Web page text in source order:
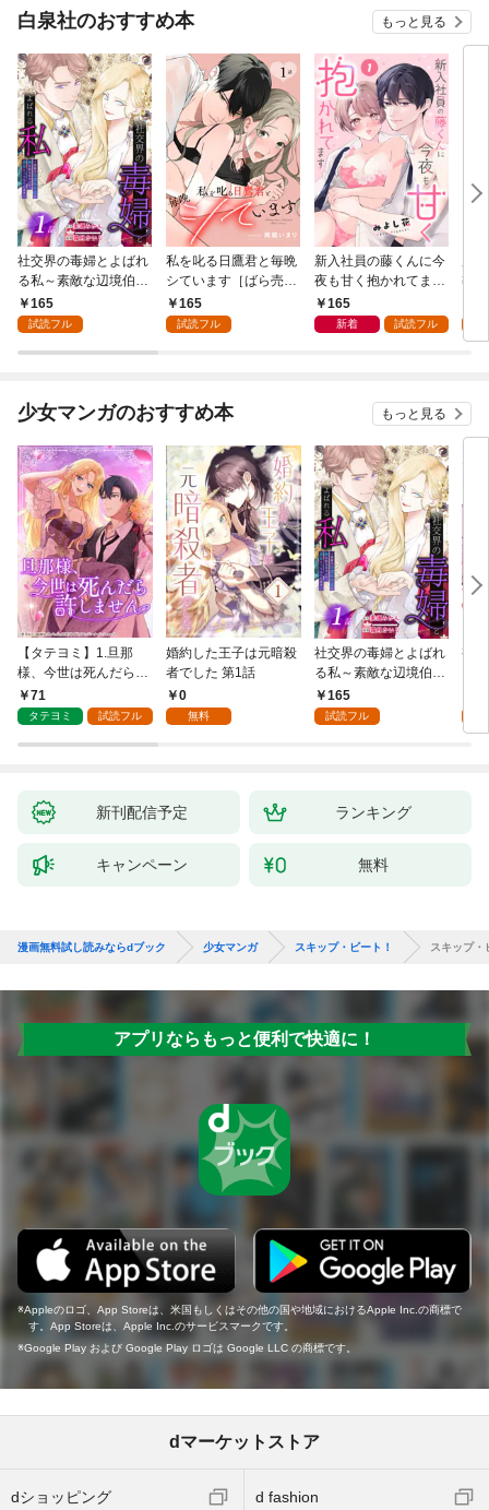
白泉社のおすすめ本 もっと見る
社交界の毒婦とよばれ
る私～素敵な辺境伯令
息に腕を折られたの
で、責任とってもらい
第1話
165
試読フル
私を叱る日鷹君と毎晩
シています［ばら売
り］ 第1話
165
試読フル
新入社員の藤くんに今
夜も甘く抱かれてます
［ばら売り］ 第1話
165
新着 試読フル
導
し
下
少女マンガのおすすめ本 もっと見る
【タテヨミ】1.旦那
様、今世は死んだら許
しません
71
タテヨミ 試読フル
婚約した王子は元暗殺
者でした 第1話
0
無料
社交界の毒婦とよばれ
る私～素敵な辺境伯令
息に腕を折られたの
で、責任とってもらい
165
試読フル
視
新刊配信予定 ランキング
キャンペーン 無料
漫画無料試し読みならdブック 少女マンガ スキップ・ビート！ スキップ
アプリならもっと便利で快適に！
Appleのロゴ、App Storeは、米国もしくはその他の国や地域におけるApple Inc.の商標で
す。App Storeは、Apple Inc.のサービスマークです。
Google Play および Google Play ロゴは Google LLC の商標です。
dマーケットストア
dショッピング d fashion